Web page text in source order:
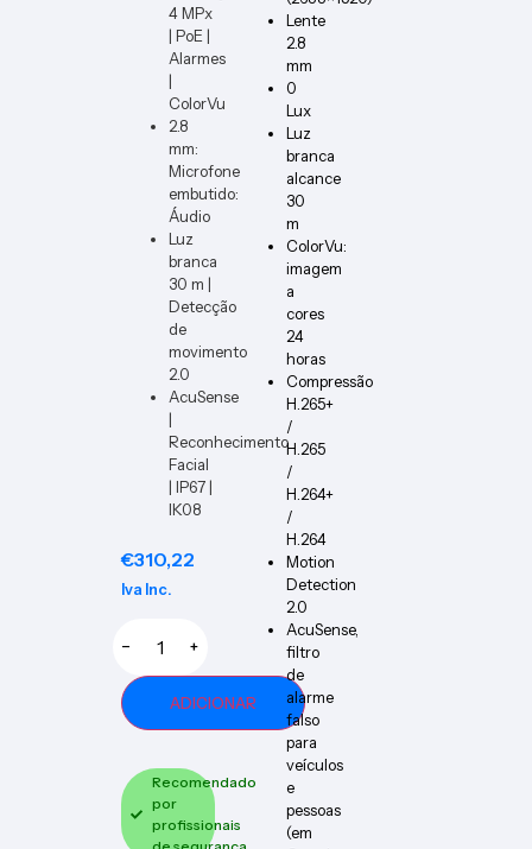
4 MPx
| PoE |
Alarmes
|
ColorVu
2.8
mm:
Microfone
embutido:
Áudio
Luz
branca
30 m |
Detecção
de
movimento
2.0
AcuSense
|
Reconhecimento
Facial
| IP67 |
IK08
€310,22
Iva Inc.
− +
ADICIONAR
Recomendado
por
profissionais
Lente
2.8
mm
0
Lux
Luz
branca
alcance
30
m
ColorVu:
imagem
a
cores
24
horas
Compressão
H.265+
/
H.265
/
H.264+
/
H.264
Motion
Detection
2.0
AcuSense,
filtro
de
alarme
falso
para
veículos
e
pessoas
(em